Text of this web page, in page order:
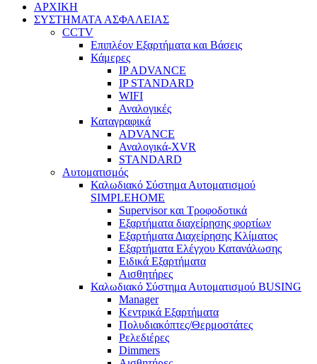
ΑΡΧΙΚΗ
ΣΥΣΤΗΜΑΤΑ ΑΣΦΑΛΕΙΑΣ
CCTV
Επιπλέον Εξαρτήματα και Βάσεις
Κάμερες
IP ADVANCE
IP STANDARD
WIFI
Αναλογικές
Καταγραφικά
ADVANCE
Αναλογικά-XVR
STANDARD
Αυτοματισμός
Καλωδιακό Σύστημα Αυτοματισμού
SIMPLEHOME
Supervisor και Τροφοδοτικά
Εξαρτήματα διαχείρησης φορτίων
Εξαρτήματα Διαχείρησης Κλίματος
Εξαρτήματα Ελέγχου Κατανάλωσης
Ειδικά Εξαρτήματα
Αισθητήρες
Καλωδιακό Σύστημα Αυτοματισμού BUSING
Manager
Κεντρικά Εξαρτήματα
Πολυδιακόπτες/Θερμοστάτες
Ρελεδιέρες
Dimmers